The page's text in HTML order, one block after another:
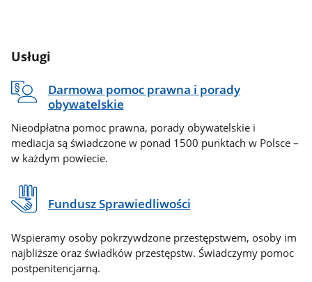
Usługi
Darmowa pomoc prawna i porady
obywatelskie
Nieodpłatna pomoc prawna, porady obywatelskie i
mediacja są świadczone w ponad 1500 punktach w Polsce –
w każdym powiecie.
Fundusz Sprawiedliwości
Wspieramy osoby pokrzywdzone przestępstwem, osoby im
najbliższe oraz świadków przestępstw. Świadczymy pomoc
postpenitencjarną.